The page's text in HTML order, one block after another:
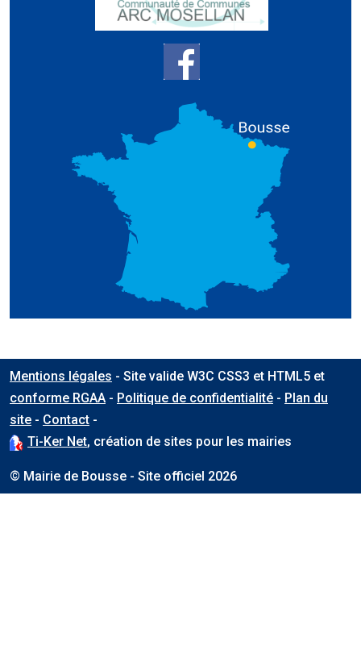
Mentions légales - Site valide W3C CSS3 et HTML5 et
conforme RGAA - Politique de confidentialité - Plan du
site - Contact -
Ti-Ker Net, création de sites pour les mairies
© Mairie de Bousse - Site officiel 2026